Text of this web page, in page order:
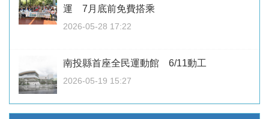
運 7月底前免費搭乘
2026-05-28 17:22
南投縣首座全民運動館 6/11動工
2026-05-19 15:27